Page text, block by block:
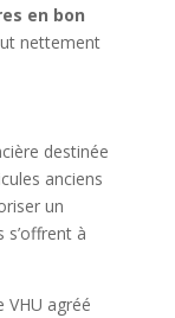
en bon
nettement
destinée
anciens
un
s’offrent à
VHU agréé